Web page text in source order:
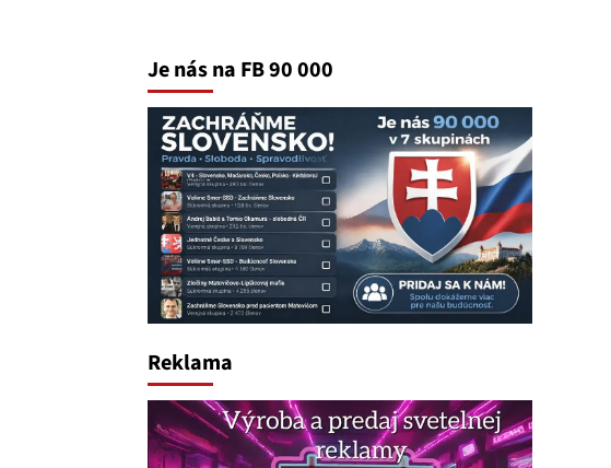
Je nás na FB 90 000
Reklama